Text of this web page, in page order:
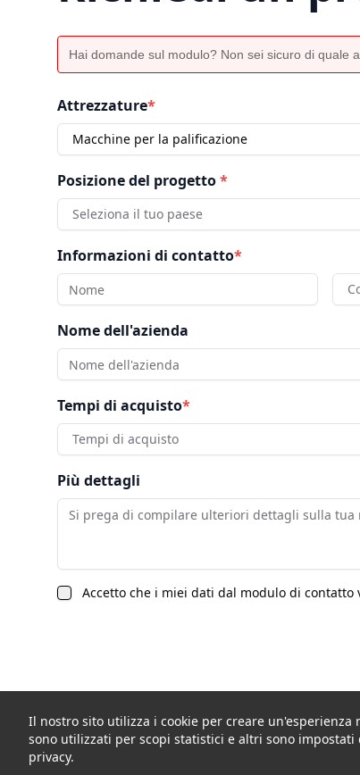
Hai domande sul modulo? Non sei sicuro di quale
Attrezzature*
Macchine per la palificazione
Posizione del progetto*
Seleziona il tuo paese
Informazioni di contatto*
Nome dell'azienda
Tempi di acquisto*
Tempi di acquisto
Più dettagli
Accetto che i miei dati dal modulo di
Il nostro sito utilizza i cookie per creare
sono utilizzati per scopi statistici e altri sono
privacy.